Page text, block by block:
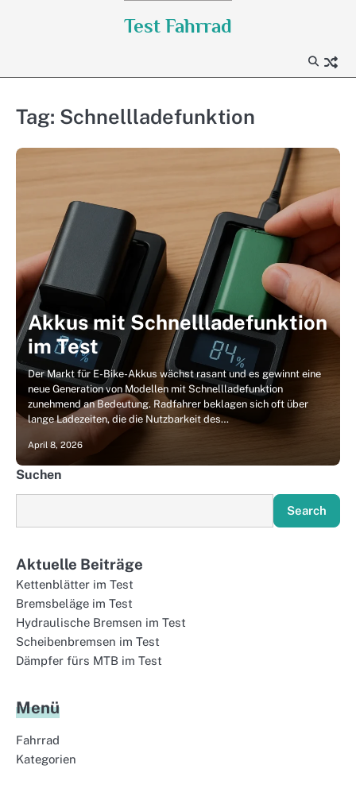
Test Fahrrad
Tag: Schnellladefunktion
Akkus mit Schnellladefunktion
im Test
Der Markt für E-Bike-Akkus wächst rasant und es gewinnt eine
neue Generation von Modellen mit Schnellladefunktion
zunehmend an Bedeutung. Radfahrer beklagen sich oft über
lange Ladezeiten, die die Nutzbarkeit des…
April 8, 2026
Suchen
Search
Aktuelle Beiträge
Kettenblätter im Test
Bremsbeläge im Test
Hydraulische Bremsen im Test
Scheibenbremsen im Test
Dämpfer fürs MTB im Test
Menü
Fahrrad
Kategorien